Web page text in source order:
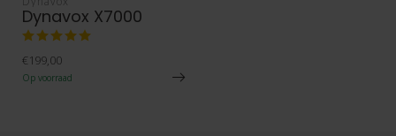
Dynavox X7000
€199,00
Op voorraad